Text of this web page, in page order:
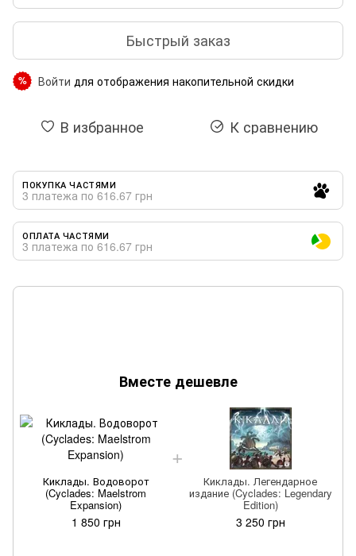
Быстрый заказ
% Войти для отображения накопительной скидки
В избранное К сравнению
ПОКУПКА ЧАСТЯМИ
3 платежа по 616.67 грн
ОПЛАТА ЧАСТЯМИ
3 платежа по 616.67 грн
Вместе дешевле
Киклады. Водоворот
(Cyclades: Maelstrom
Expansion)
1 850 грн
Киклады. Легендарное
издание (Cyclades: Legendary
Edition)
3 250 грн